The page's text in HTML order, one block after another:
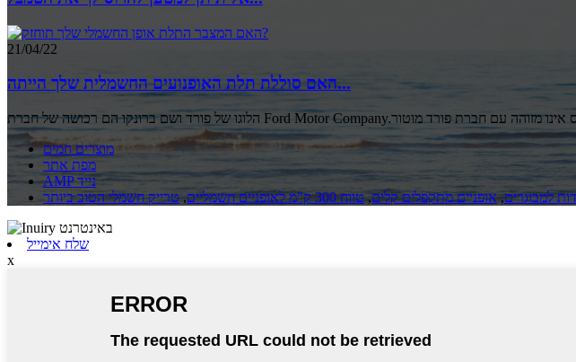
21/04/22
האם סוללת תלת האופנועים החשמלית שלך הייתה...
מוצרים חמים
מפת אתר
AMP נייד
למבוגרים,אופניים מתקפלים קלים,טווח 300 ק"מ לאופניים חשמליים ,טרייק חשמלי הטוב ביותר
שלח אימייל
x